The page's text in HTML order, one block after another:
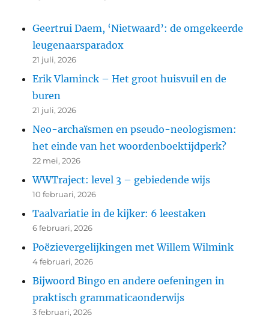
Geertrui Daem, ‘Nietwaard’: de omgekeerde
leugenaarsparadox
21 juli, 2026
Erik Vlaminck – Het groot huisvuil en de
buren
21 juli, 2026
Neo-archaïsmen en pseudo-neologismen:
het einde van het woordenboektijdperk?
22 mei, 2026
WWTraject: level 3 – gebiedende wijs
10 februari, 2026
Taalvariatie in de kijker: 6 leestaken
6 februari, 2026
Poëzievergelijkingen met Willem Wilmink
4 februari, 2026
Bijwoord Bingo en andere oefeningen in
praktisch grammaticaonderwijs
3 februari, 2026